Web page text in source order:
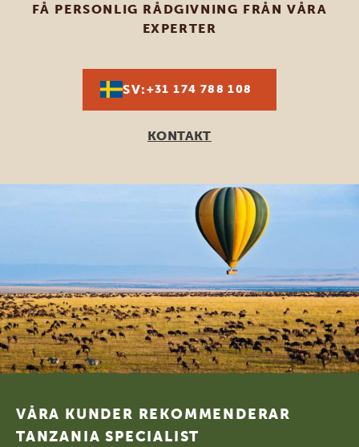
FÅ PERSONLIG RÅDGIVNING FRÅN VÅRA
EXPERTER
SV:+31 174 788 108
KONTAKT
Footer
VÅRA KUNDER REKOMMENDERAR
TANZANIA SPECIALIST